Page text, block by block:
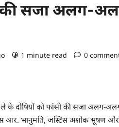
की सजा अलग-
1 minute read 0
के दोषियों को फांसी की सजा अलग-
आर. भानुमति, जस्टिस अशोक भूषण और